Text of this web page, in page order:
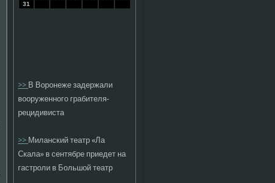
31
>>В Воронеже задержали
вооруженного грабителя-
рецидивиста
>>Миланский театр «Ла
Скала» в сентябре приедет на
гастроли в Большой театр